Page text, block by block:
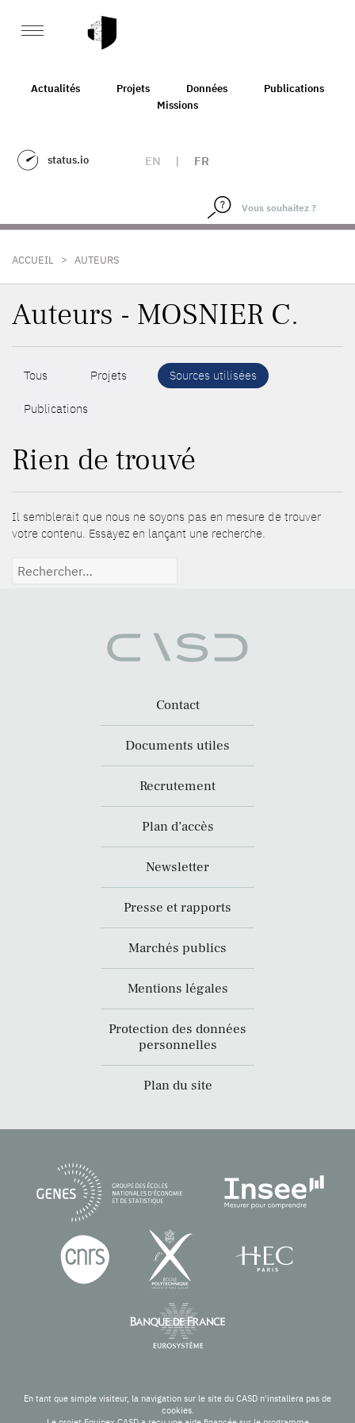
Actualités Projets Données
Publications
Missions
status.io EN | FR
ACCUEIL > AUTEURS
Auteurs - MOSNIER C.
Tous Projets Sources utilisées
Publications
Rien de trouvé
Il semblerait que nous ne soyons pas en mesure de trouver
votre contenu. Essayez en lançant une recherche.
Rechercher :
Contact
Documents utiles
Recrutement
Plan d’accès
Newsletter
Presse et rapports
Marchés publics
Mentions légales
Protection des données
personnelles
Plan du site
En tant que simple visiteur, la navigation sur le site du CASD n'installera pas de
cookies.